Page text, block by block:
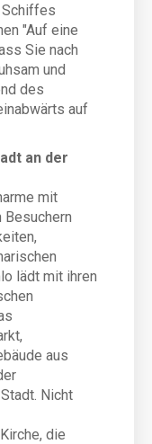
Schiffes
"Auf eine
Sie nach
und
des
auf
an der
mit
Besuchern
lädt mit ihren
aus
Nicht
die